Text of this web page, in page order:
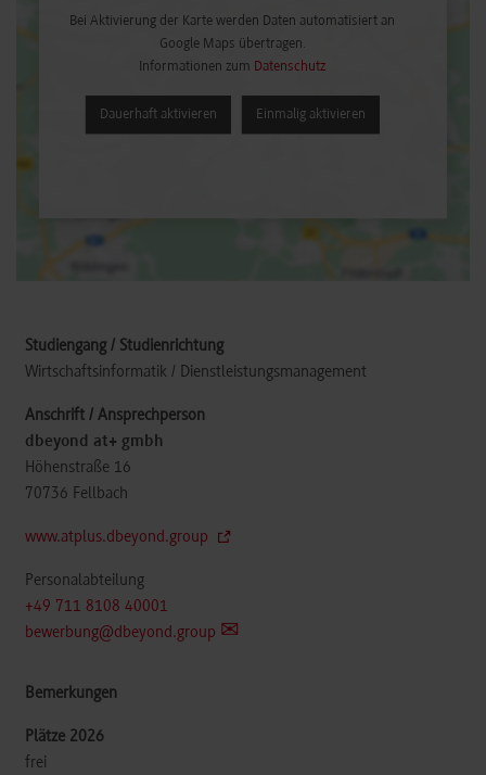
Bei Aktivierung der Karte werden Daten automatisiert an
Google Maps übertragen.
Informationen zum Datenschutz
Dauerhaft aktivieren Einmalig aktivieren
Wirtschaftsinformatik / Dienstleistungsmanagement
dbeyond at+ gmbh
Höhenstraße 16
70736 Fellbach
www.atplus.dbeyond.group
Personalabteilung
+49 711 8108 40001
bewerbung@dbeyond.group
frei